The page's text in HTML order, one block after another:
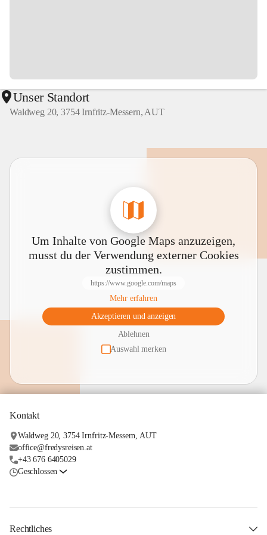
Unser Standort
Waldweg 20, 3754 Irnfritz-Messern, AUT
Um Inhalte von Google Maps anzuzeigen,
musst du der Verwendung externer Cookies
zustimmen.
https://www.google.com/maps
Mehr erfahren
Akzeptieren und anzeigen
Ablehnen
Auswahl merken
Kontakt
Waldweg 20, 3754 Irnfritz-Messern, AUT
office@fredysreisen.at
+43 676 6405029
Geschlossen
Rechtliches